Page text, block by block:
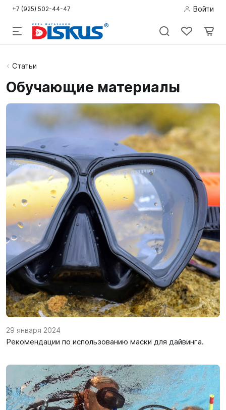
+7 (925) 502-44-47 Войти
Подводная
Дайвинг
Снорклинг /
Пляж
Фридайвинг
Детям
Бассейн
SUP-
сёрфинг
Подарочные
Карты
Бренды
Акции
Статьи
Обучающие материалы
29 января 2024
Рекомендации по использованию маски для дайвинга.